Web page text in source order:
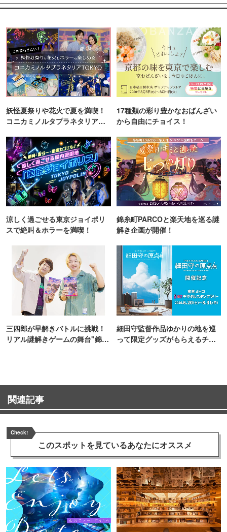
妖怪夏祭りや花火で夏を満喫！
コニカミノルタプラネタリア
17種類の彩り豊かなおばんざい
から自由にチョイス！
涼しく過ごせる東京ジョイポリ
スで絶叫＆ホラーを満喫！
錦糸町PARCOと楽天地を巡る謎
解き企画が開催！
三四郎が早解きバトルに挑戦！
リアル謎解きゲームの舞台"錦糸
細田守監督作品ゆかりの地を巡
って限定グッズがもらえるチャ
関連記事
Check!
このスポットを見ているあなたにオススメ